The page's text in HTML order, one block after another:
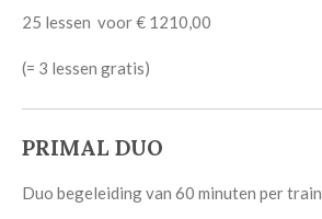
25 lessen voor € 1210,00
(= 3 lessen gratis)
PRIMAL DUO
Duo begeleiding van 60 minuten per